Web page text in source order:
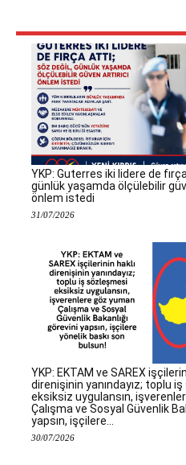
YKP: Guterres iki lidere de
günlük yaşamda ölçülebilir
önlem istedi
31/07/2026
YKP: EKTAM ve SAREX
direnişinin yanındayız; toplu
eksiksiz uygulansın,
Çalışma ve Sosyal Güvenlik
yapsın, işçilere...
30/07/2026